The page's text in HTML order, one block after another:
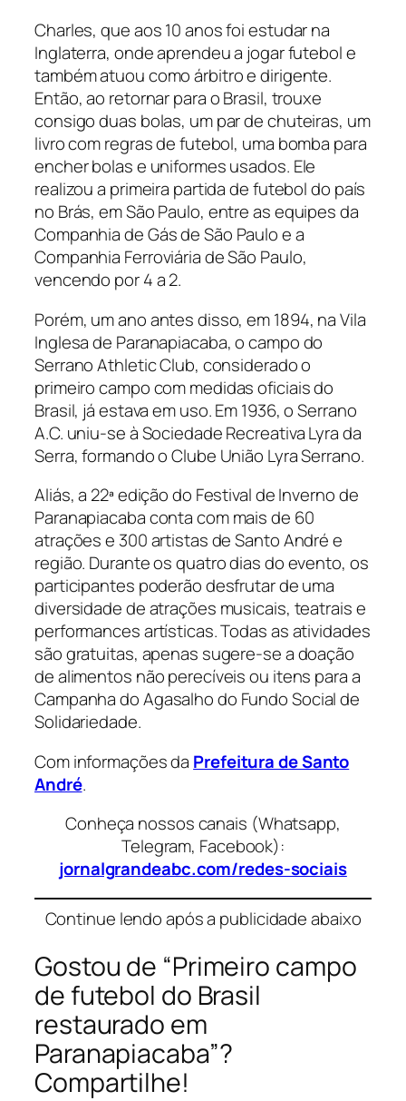
Charles, que aos 10 anos foi estudar na
Inglaterra, onde aprendeu a jogar futebol e
também atuou como árbitro e dirigente.
Então, ao retornar para o Brasil, trouxe
consigo duas bolas, um par de chuteiras, um
livro com regras de futebol, uma bomba para
encher bolas e uniformes usados. Ele
realizou a primeira partida de futebol do país
no Brás, em São Paulo, entre as equipes da
Companhia de Gás de São Paulo e a
Companhia Ferroviária de São Paulo,
vencendo por 4 a 2.
Porém, um ano antes disso, em 1894, na Vila
Inglesa de Paranapiacaba, o campo do
Serrano Athletic Club, considerado o
primeiro campo com medidas oficiais do
Brasil, já estava em uso. Em 1936, o Serrano
A.C. uniu-se à Sociedade Recreativa Lyra da
Serra, formando o Clube União Lyra Serrano.
Aliás, a 22ª edição do Festival de Inverno de
Paranapiacaba conta com mais de 60
atrações e 300 artistas de Santo André e
região. Durante os quatro dias do evento, os
participantes poderão desfrutar de uma
diversidade de atrações musicais, teatrais e
performances artísticas. Todas as atividades
são gratuitas, apenas sugere-se a doação
de alimentos não perecíveis ou itens para a
Campanha do Agasalho do Fundo Social de
Solidariedade.
Com informações da Prefeitura de Santo
André.
Conheça nossos canais (Whatsapp,
Telegram, Facebook):
jornalgrandeabc.com/redes-sociais
Continue lendo após a publicidade abaixo
Gostou de “Primeiro campo
de futebol do Brasil
restaurado em
Paranapiacaba”?
Compartilhe!